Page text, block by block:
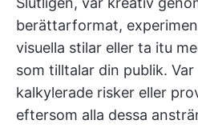
berättarformat,
visuella stilar eller ta itu
som tilltalar din publik.
kalkylerade risker eller
eftersom alla dessa